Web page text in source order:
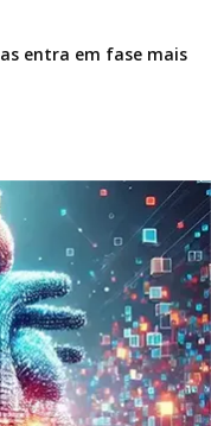
entra em fase mais